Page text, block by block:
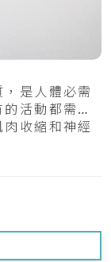
是人體必需
活動都需要
收縮和神經